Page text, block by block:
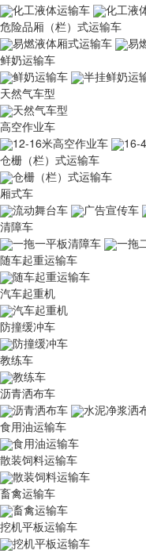
化工液体运输车
化工液
危险品厢（栏）式运输车
易燃液体厢式运输车
易
鲜奶运输车
鲜奶运输车
半挂鲜奶运
天然气车型
天然气车型
高空作业车
12-16米高空作业车
16-
仓栅（栏）式运输车
仓栅（栏）式运输车
厢式车
流动舞台车
广告宣传车
清障车
一拖一平板清障车
一拖
随车起重运输车
随车起重运输车
汽车起重机
汽车起重机
防撞缓冲车
防撞缓冲车
教练车
教练车
沥青洒布车
沥青洒布车
水泥净浆洒
食用油运输车
食用油运输车
散装饲料运输车
散装饲料运输车
畜禽运输车
畜禽运输车
挖机平板运输车
挖机平板运输车